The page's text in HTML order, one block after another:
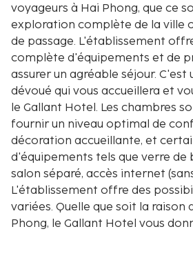
voyageurs à Hai Phong, que ce
exploration complète de la ville
de passage. L'établissement
complète d'équipements et de
assurer un agréable séjour. C'est
dévoué qui vous accueillera et
le Gallant Hotel. Les chambres
fournir un niveau optimal de
décoration accueillante, et
d'équipements tels que verre de
salon séparé, accès internet
L'établissement offre des
variées. Quelle que soit la raison
Phong, le Gallant Hotel vous